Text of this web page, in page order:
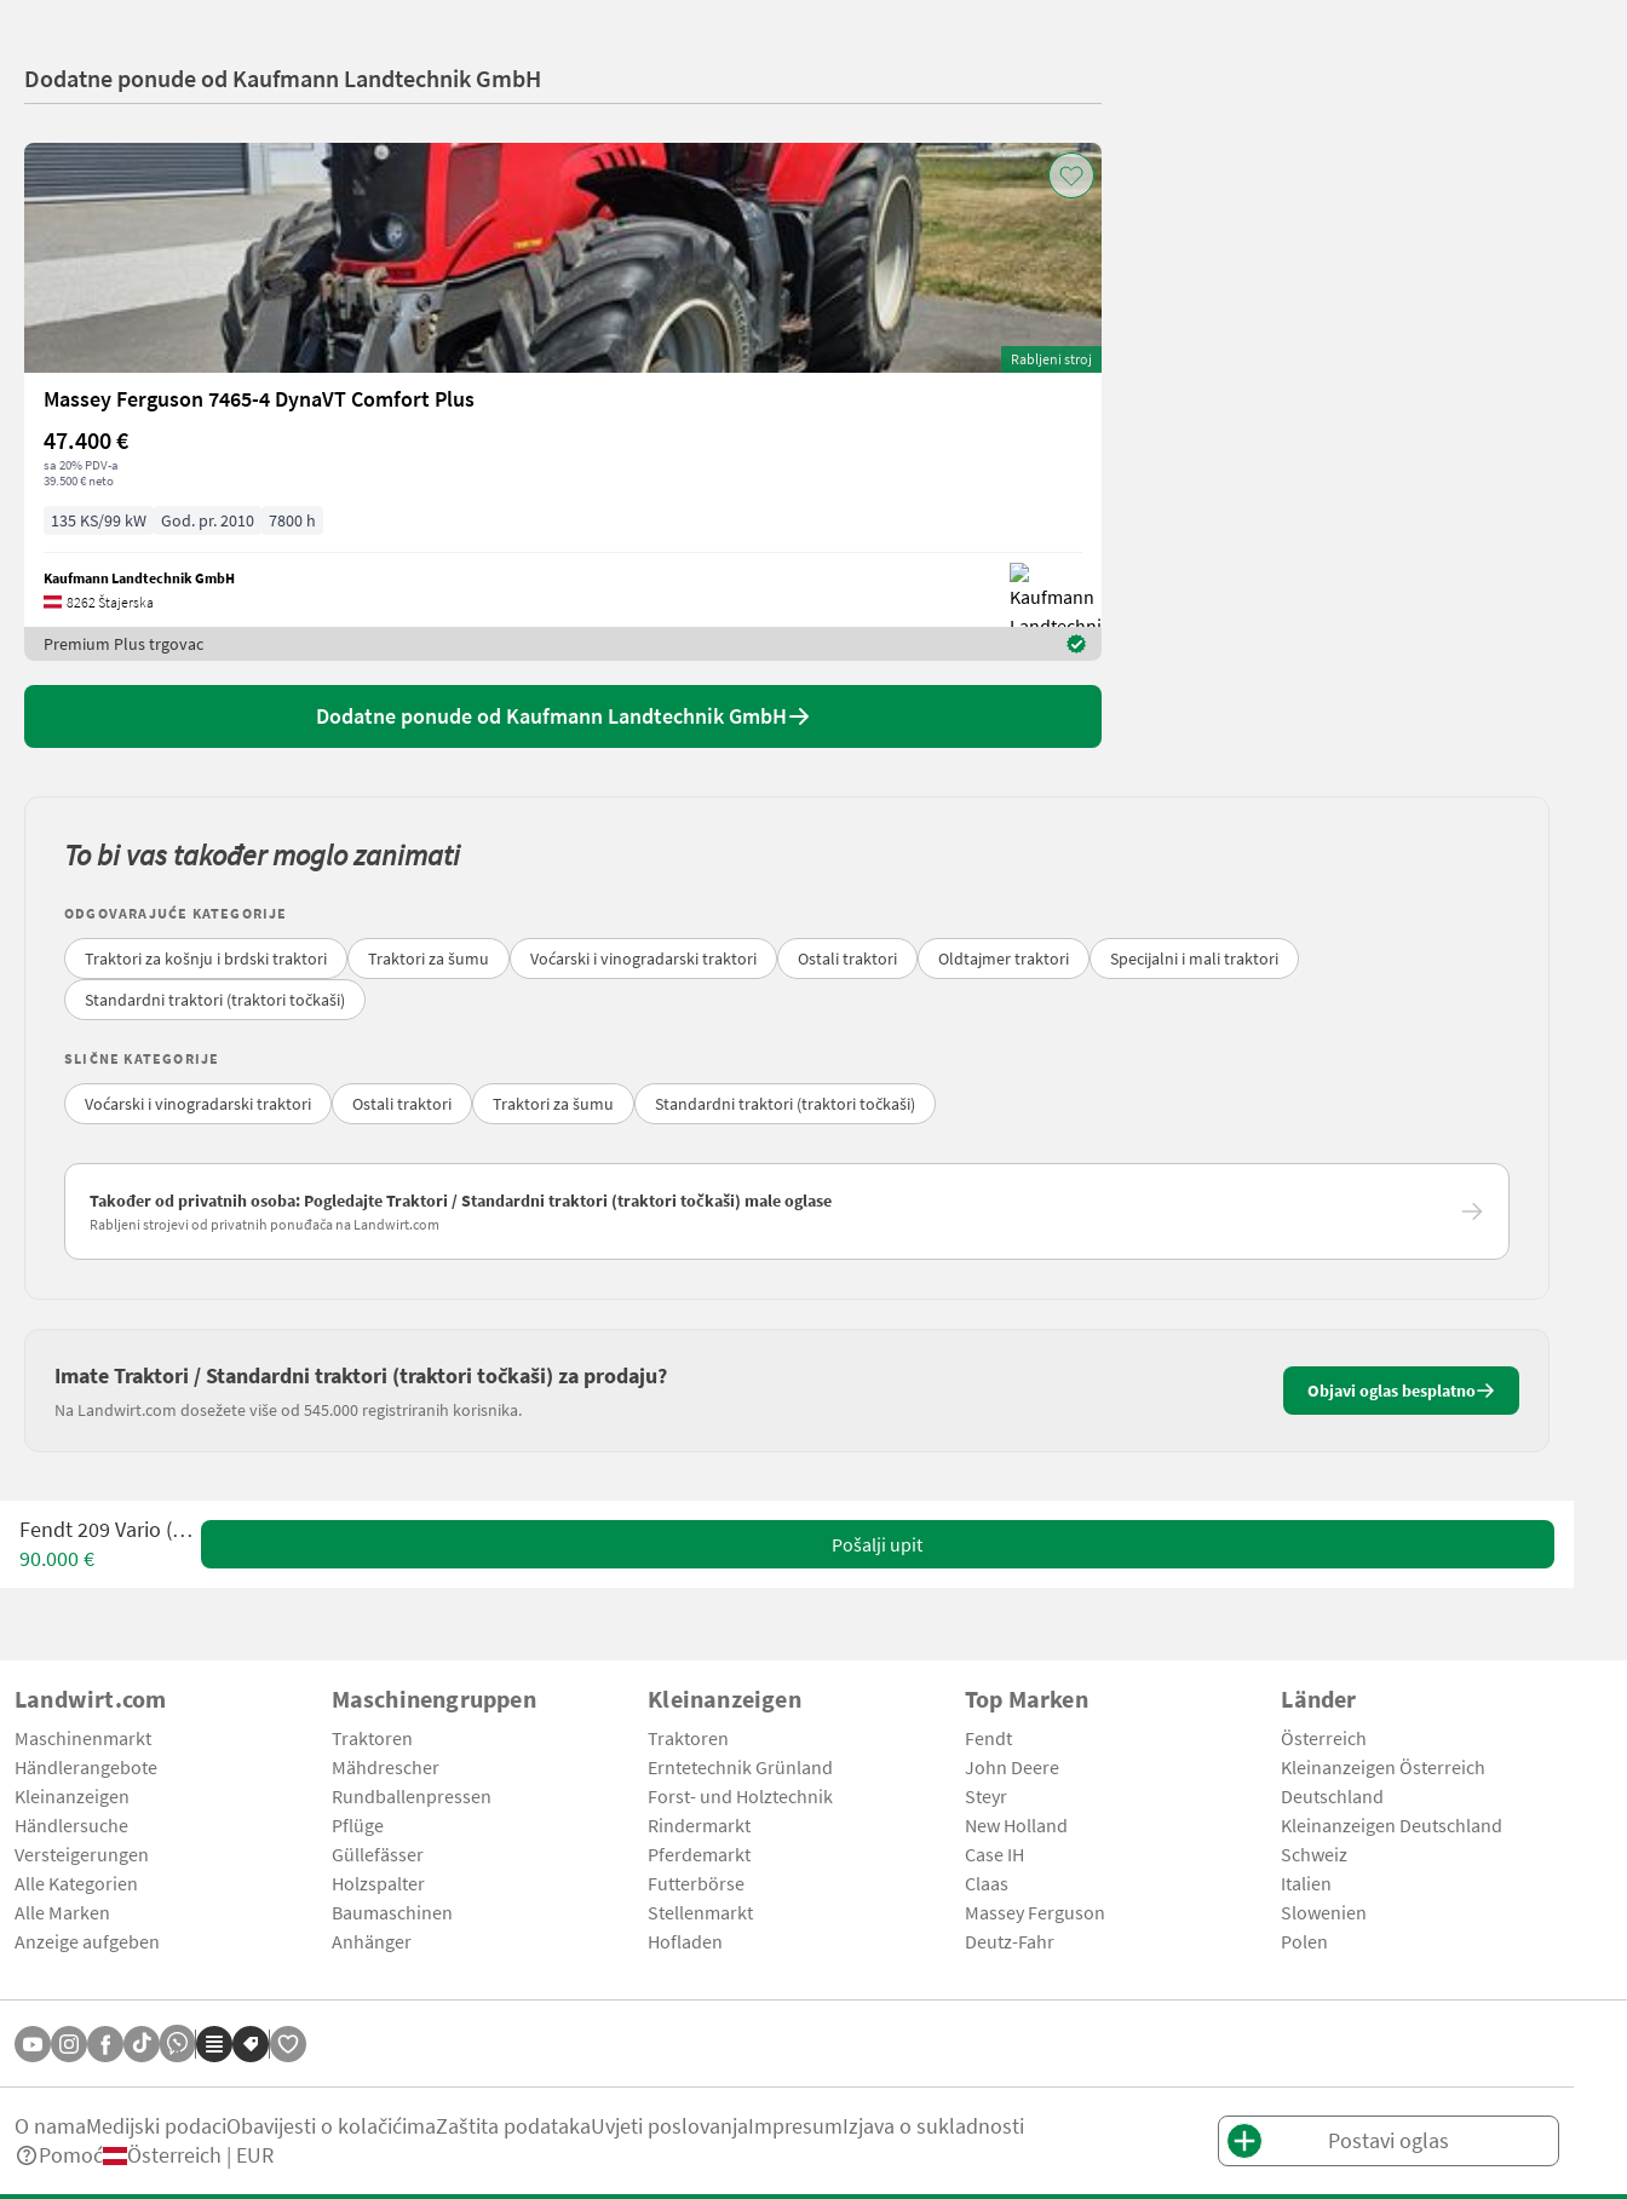
Dodatne ponude od Kaufmann Landtechnik GmbH
Rabljeni stroj
Massey Ferguson 7465-4 DynaVT Comfort Plus
47.400 €
sa 20% PDV-a
39.500 € neto
135 KS/99 kW God. pr. 2010 7800 h
Kaufmann Landtechnik GmbH
8262 Štajerska
Premium Plus trgovac
Dodatne ponude od Kaufmann Landtechnik GmbH
To bi vas također moglo zanimati
ODGOVARAJUĆE KATEGORIJE
Traktori za košnju i brdski traktori Traktori za šumu Voćarski i vinogradarski traktori Ostali traktori Oldtajmer traktori
Specijalni i mali traktori
Standardni traktori (traktori točkaši)
SLIČNE KATEGORIJE
Voćarski i vinogradarski traktori Ostali traktori Traktori za šumu Standardni traktori (traktori točkaši)
Također od privatnih osoba: Pogledajte Traktori / Standardni traktori (traktori točkaši) male oglase
Rabljeni strojevi od privatnih ponuđača na Landwirt.com
Imate Traktori / Standardni traktori (traktori točkaši) za prodaju?
Na Landwirt.com dosežete više od 545.000 registriranih korisnika.
Objavi oglas besplatno
Fendt 209 Vario (Gen1)
90.000 €
Pošalji upit
Landwirt.com
Maschinenmarkt
Händlerangebote
Kleinanzeigen
Händlersuche
Versteigerungen
Alle Kategorien
Alle Marken
Anzeige aufgeben
Maschinengruppen
Traktoren
Mähdrescher
Rundballenpressen
Pflüge
Güllefässer
Holzspalter
Baumaschinen
Anhänger
Kleinanzeigen
Traktoren
Erntetechnik Grünland
Forst- und Holztechnik
Rindermarkt
Pferdemarkt
Futterbörse
Stellenmarkt
Hofladen
Top Marken
Fendt
John Deere
Steyr
New Holland
Case IH
Claas
Massey Ferguson
Deutz-Fahr
Länder
Österreich
Kleinanzeigen Österreich
Deutschland
Kleinanzeigen Deutschland
Schweiz
Italien
Slowenien
Polen
O namaMedijski podaciObavijesti o kolačićimaZaštita podatakaUvjeti poslovanjaImpresumIzjava o sukladnosti
Pomoć
Österreich | EUR
Postavi oglas